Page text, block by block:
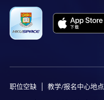
职位空缺 教学/报名中心地点